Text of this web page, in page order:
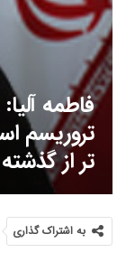
فاطمه
تروریسم
تر از
به اشتراک گذاری